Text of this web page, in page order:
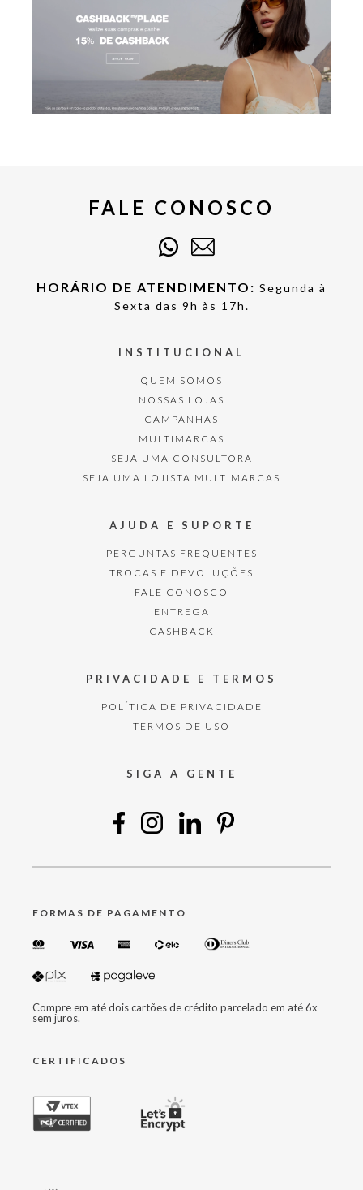
FALE CONOSCO
HORÁRIO DE ATENDIMENTO: Segunda à
Sexta das 9h às 17h.
INSTITUCIONAL
QUEM SOMOS
NOSSAS LOJAS
CAMPANHAS
MULTIMARCAS
SEJA UMA CONSULTORA
SEJA UMA LOJISTA MULTIMARCAS
AJUDA E SUPORTE
PERGUNTAS FREQUENTES
TROCAS E DEVOLUÇÕES
FALE CONOSCO
ENTREGA
CASHBACK
PRIVACIDADE E TERMOS
POLÍTICA DE PRIVACIDADE
TERMOS DE USO
SIGA A GENTE
FORMAS DE PAGAMENTO
Compre em até dois cartões de crédito parcelado em até 6x
sem juros.
CERTIFICADOS